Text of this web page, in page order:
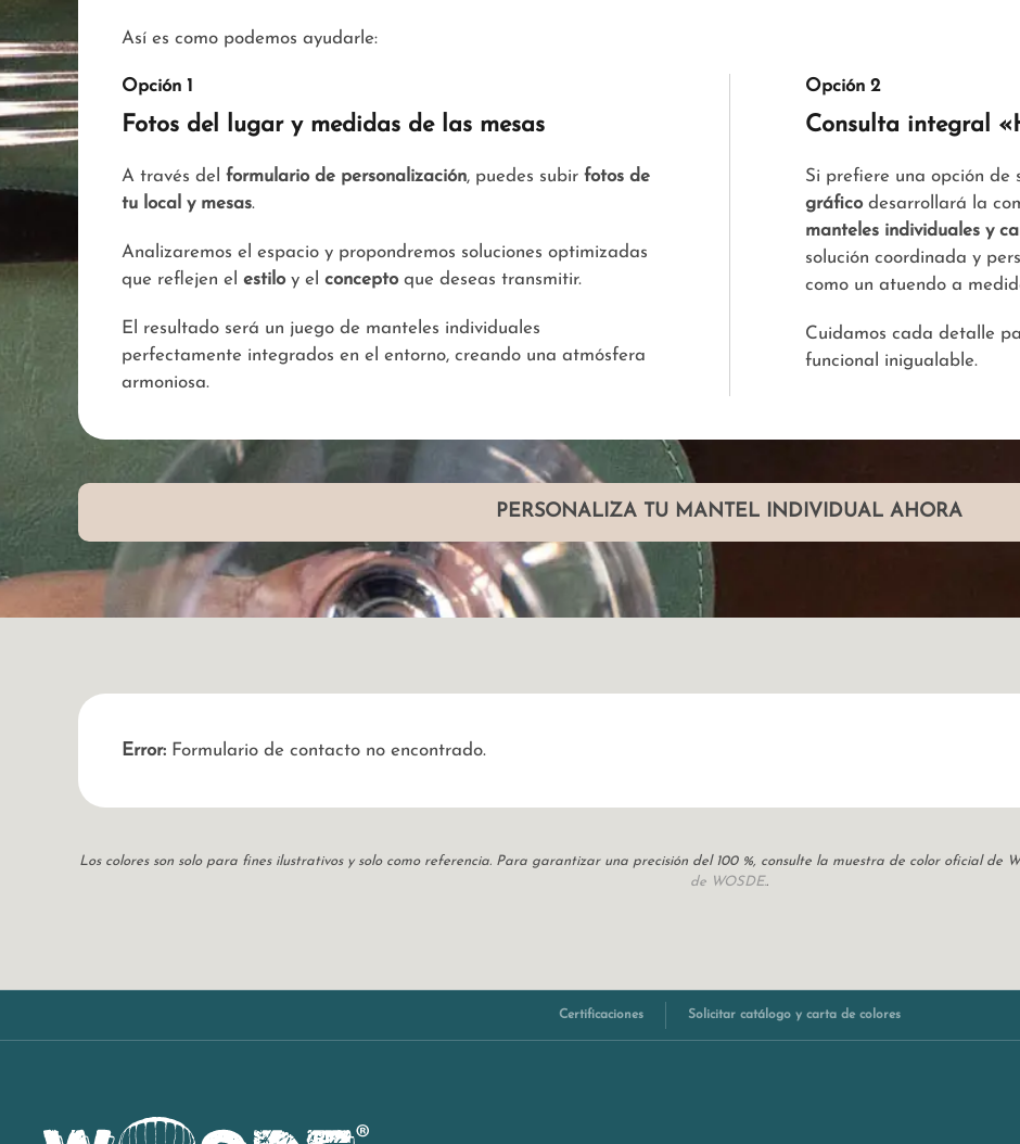
Así es como podemos ayudarle:
Opción 1
Fotos del lugar y medidas de las mesas
A través del formulario de personalización, puedes subir fotos de
tu local y mesas.
Analizaremos el espacio y propondremos soluciones optimizadas
que reflejen el estiloy el conceptoque deseas transmitir.
El resultado será un juego de manteles individuales
perfectamente integrados en el entorno, creando una atmósfera
armoniosa.
Opción 2
Consulta integral
Si prefiere una opción de
gráficodesarrollará la
manteles individuales y
solución coordinada y
como un atuendo a
Cuidamos cada detalle
funcional inigualable.
PERSONALIZA TU MANTEL INDIVIDUAL AHORA
Error: Formulario de contacto no encontrado.
Los colores son solo para fines ilustrativos y solo como referencia. Para garantizar una precisión del 100 %, consulte la muestra de color oficial de
de WOSDE..
Certificaciones Solicitar catálogo y carta de colores